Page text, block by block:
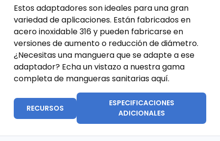
Estos adaptadores son ideales para una gran
variedad de aplicaciones. Están fabricados en
acero inoxidable 316 y pueden fabricarse en
versiones de aumento o reducción de diámetro.
¿Necesitas una manguera que se adapte a ese
adaptador? Echa un vistazo a nuestra gama
completa de mangueras sanitarias aquí.
RECURSOS
ESPECIFICACIONES
ADICIONALES